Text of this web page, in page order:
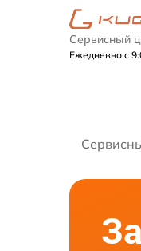
Сервисный
Ежедневно с